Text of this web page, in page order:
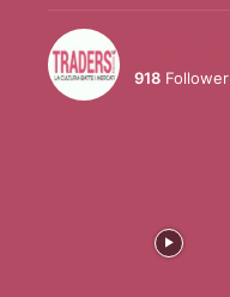
918 Follower